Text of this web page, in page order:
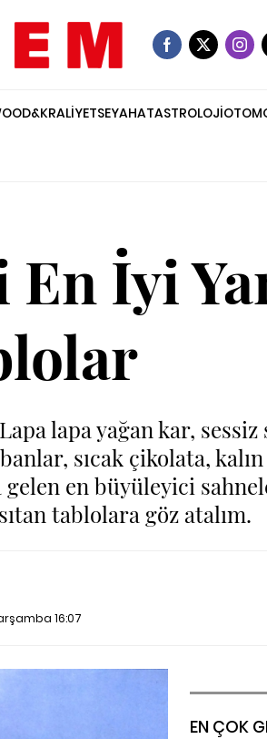
SEYAHATASTROLOJİ
İyi
lapa yağan kar, sessiz
sıcak çikolata,
en büyüleyici
tablolara göz atalım.
16:07
EN ÇOK